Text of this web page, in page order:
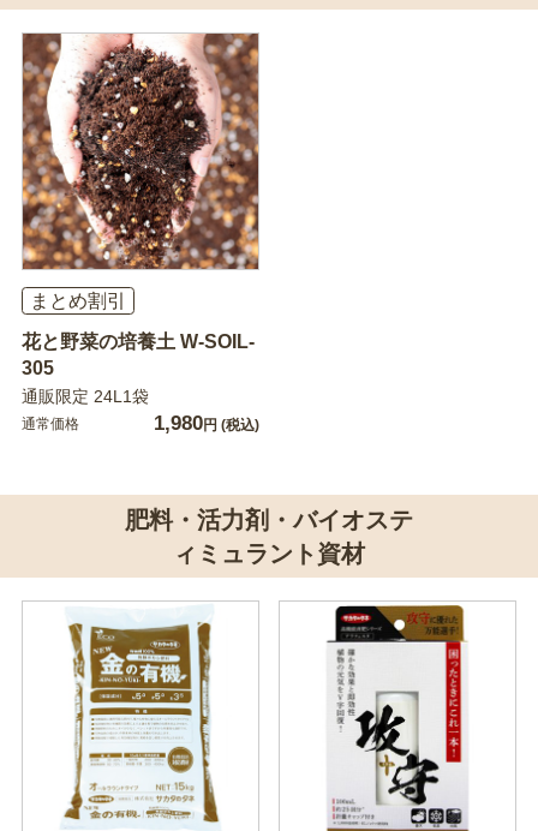
まとめ割引
花と野菜の培養土 W-SOIL-
305
通販限定 24L1袋
通常価格 1,980円 (税込)
肥料・活力剤・バイオステ
ィミュラント資材